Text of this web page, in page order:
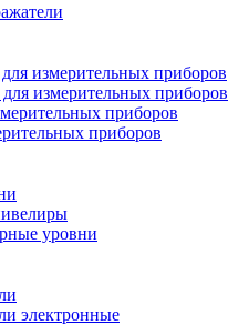
измерительных приборов
измерительных приборов
приборов
приборов
уровни
электронные